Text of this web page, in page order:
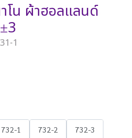
โน ผ้าฮอลแลนด์
1
732-1 732-2
732-3